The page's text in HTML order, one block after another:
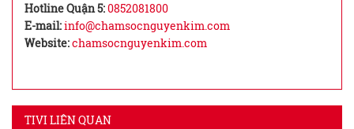
Hotline Quận 5:0852081800
E-mail:info@chamsocnguyenkim.com
Website:chamsocnguyenkim.com
TIVI LIÊN QUAN